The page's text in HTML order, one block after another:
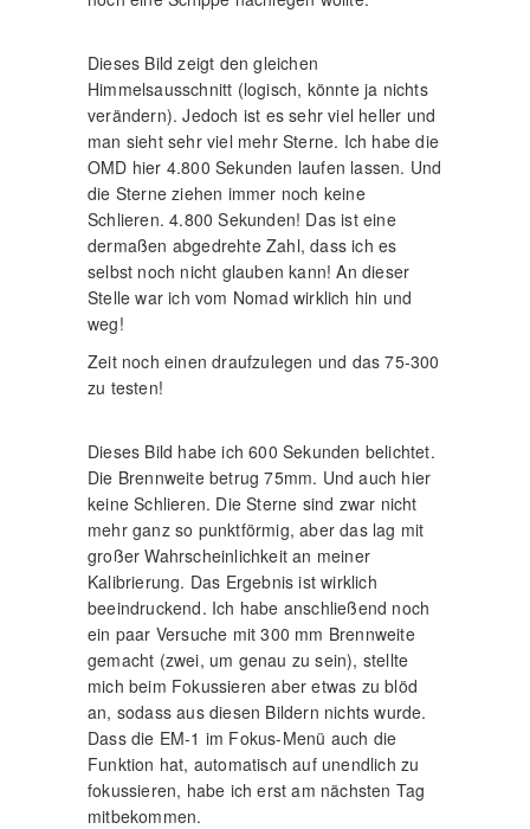
Dieses Bild zeigt den gleichen
Himmelsausschnitt (logisch, könnte ja nichts
verändern). Jedoch ist es sehr viel heller und
man sieht sehr viel mehr Sterne. Ich habe die
OMD hier 4.800 Sekunden laufen lassen. Und
die Sterne ziehen immer noch keine
Schlieren. 4.800 Sekunden! Das ist eine
dermaßen abgedrehte Zahl, dass ich es
selbst noch nicht glauben kann! An dieser
Stelle war ich vom Nomad wirklich hin und
weg!
Zeit noch einen draufzulegen und das 75-300
zu testen!
Dieses Bild habe ich 600 Sekunden belichtet.
Die Brennweite betrug 75mm. Und auch hier
keine Schlieren. Die Sterne sind zwar nicht
mehr ganz so punktförmig, aber das lag mit
großer Wahrscheinlichkeit an meiner
Kalibrierung. Das Ergebnis ist wirklich
beeindruckend. Ich habe anschließend noch
ein paar Versuche mit 300 mm Brennweite
gemacht (zwei, um genau zu sein), stellte
mich beim Fokussieren aber etwas zu blöd
an, sodass aus diesen Bildern nichts wurde.
Dass die EM-1 im Fokus-Menü auch die
Funktion hat, automatisch auf unendlich zu
fokussieren, habe ich erst am nächsten Tag
mitbekommen.